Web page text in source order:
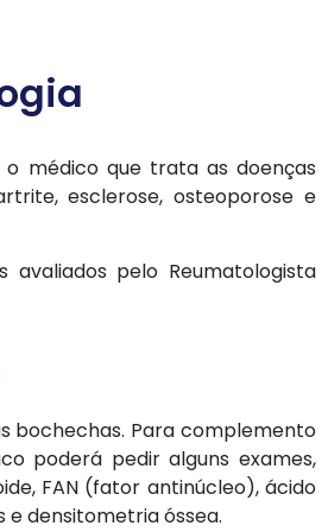
o médico que trata as doenças
esclerose, osteoporose e
avaliados pelo Reumatologista
bochechas. Para complemento
poderá pedir alguns exames,
FAN (fator antinúcleo), ácido
e densitometria óssea.